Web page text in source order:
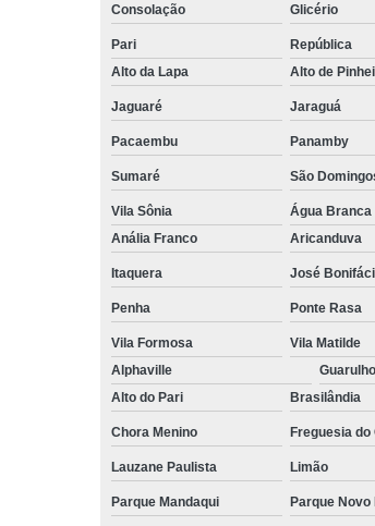
Consolação Glicério
Pari República
Alto da Lapa
Alto de
Jaguaré Jaraguá
Pacaembu Panamby
Sumaré São
Vila Sônia
Água Branca
Anália Franco
Aricanduva
Itaquera José
Penha Ponte Rasa
Vila Formosa Vila Matilde
Alphaville
Alto do Pari
Brasilândia
Chora Menino Freguesia do
Lauzane Paulista Limão
Parque Mandaqui Parque Novo